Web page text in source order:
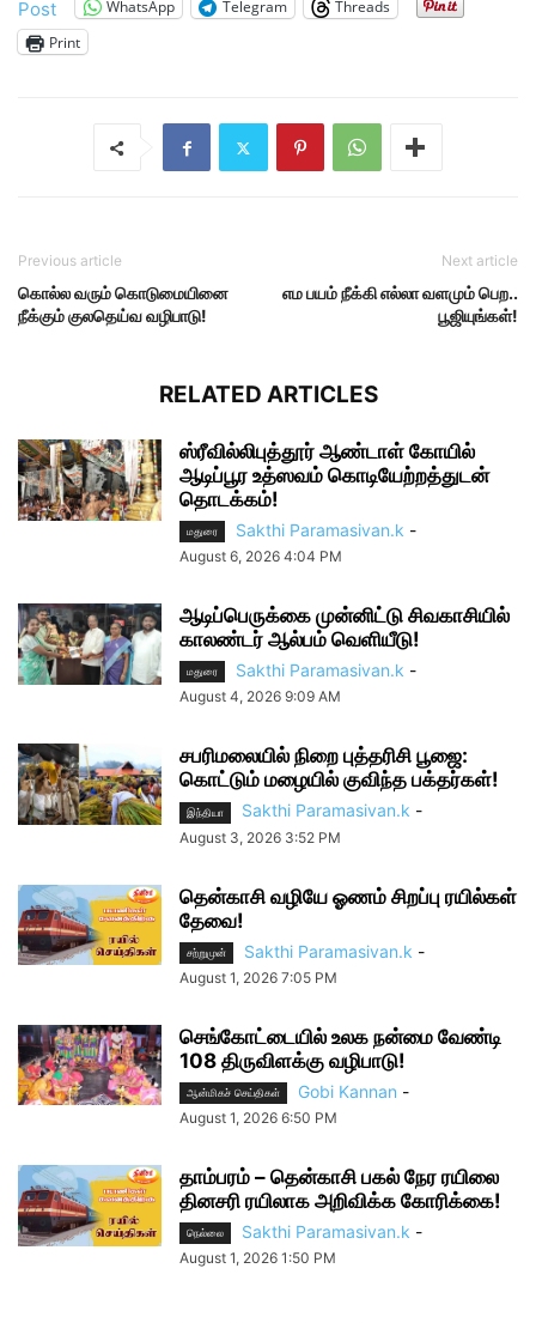
Post WhatsApp Telegram
Threads
Print
Previous article
கொல்ல வரும் கொடுமையினை
நீக்கும் குலதெய்வ வழிபாடு!
Next article
எம பயம் நீக்கி எல்லா வளமும் பெற..
பூஜியுங்கள்!
RELATED ARTICLES
ஸ்ரீவில்லிபுத்தூர் ஆண்டாள் கோயில்
ஆடிப்பூர உத்ஸவம் கொடியேற்றத்துடன்
தொடக்கம்!
மதுரை Sakthi Paramasivan.k -
August 6, 2026 4:04 PM
ஆடிப்பெருக்கை முன்னிட்டு சிவகாசியில்
காலண்டர் ஆல்பம் வெளியீடு!
மதுரை Sakthi Paramasivan.k -
August 4, 2026 9:09 AM
சபரிமலையில் நிறை புத்தரிசி பூஜை:
கொட்டும் மழையில் குவிந்த பக்தர்கள்!
இந்தியா Sakthi Paramasivan.k -
August 3, 2026 3:52 PM
தென்காசி வழியே ஓணம் சிறப்பு ரயில்கள்
தேவை!
சற்றுமுன் Sakthi Paramasivan.k -
August 1, 2026 7:05 PM
செங்கோட்டையில் உலக நன்மை வேண்டி
108 திருவிளக்கு வழிபாடு!
ஆன்மிகச் செய்திகள் Gobi Kannan -
August 1, 2026 6:50 PM
தாம்பரம் – தென்காசி பகல் நேர ரயிலை
தினசரி ரயிலாக அறிவிக்க கோரிக்கை!
நெல்லை Sakthi Paramasivan.k -
August 1, 2026 1:50 PM